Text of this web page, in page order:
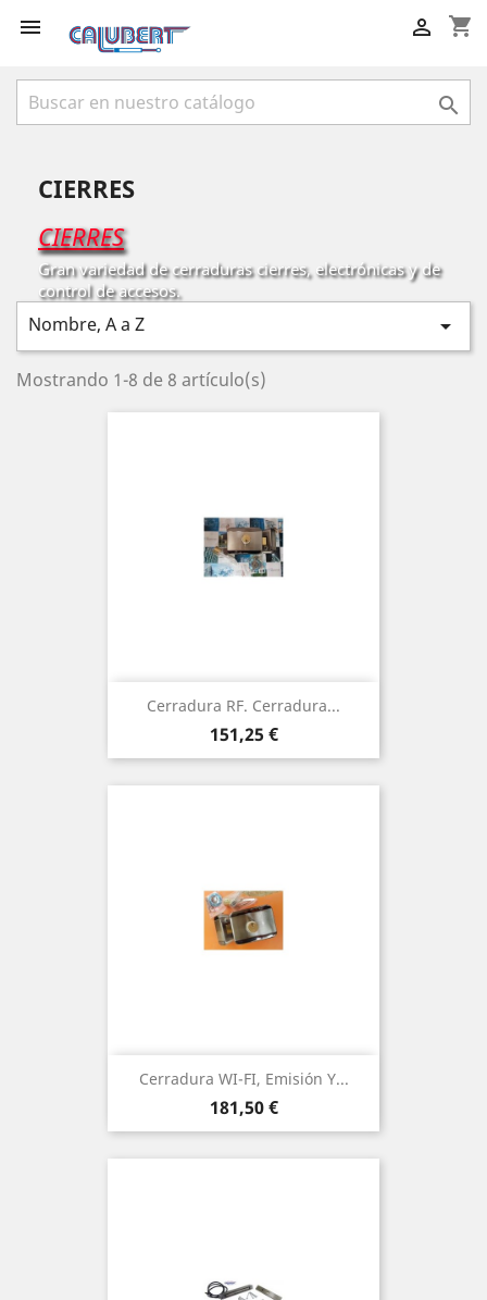
 shopping_cart


CIERRES
CIERRES
Gran variedad de cerraduras cierres, electrónicas y de
control de accesos.
Nombre, A a Z 
Mostrando 1-8 de 8 artículo(s)
Cerradura RF. Cerradura...
Precio
151,25 €
Cerradura WI-FI, Emisión Y...
Precio
181,50 €